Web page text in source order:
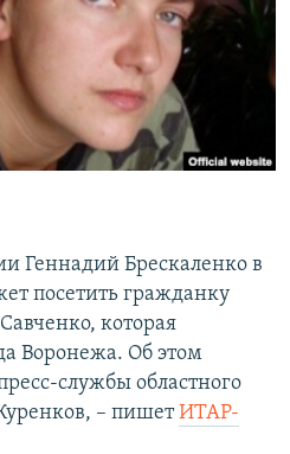
Геннадий Брескаленко в
посетить гражданку
которая
Воронежа. Об этом
службы областного
– пишетИТАР-